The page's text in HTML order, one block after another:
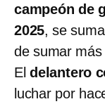
campeón de
2025, se
de sumar
El delantero
luchar por